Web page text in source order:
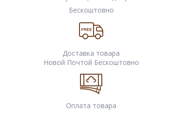
Бескоштовно
Доставка товара
Новой Почтой Бескоштовно
Оплата товара